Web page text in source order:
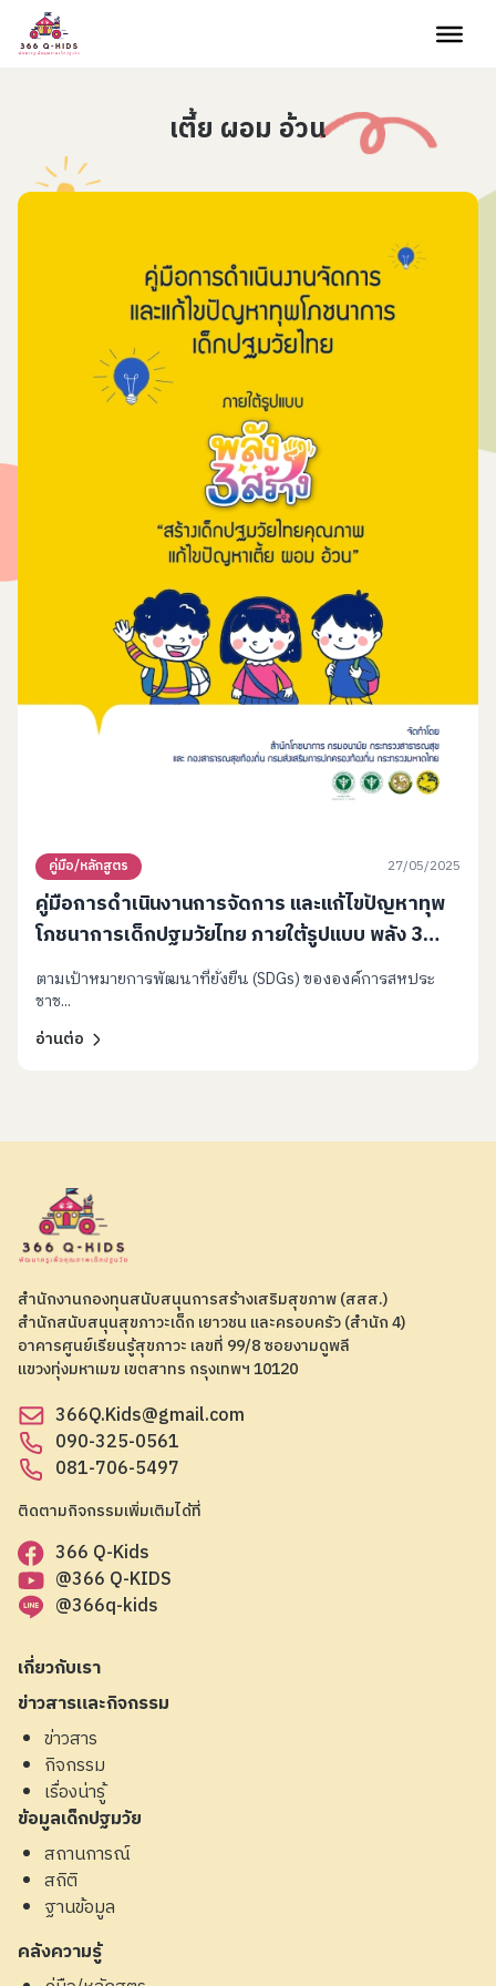
Skip to content
เตี้ย ผอม อ้วน
คู่มือ/หลักสูตร 27/05/2025
คู่มือการดำเนินงานการจัดการ และแก้ไขปัญหาทุพ
โภชนาการเด็กปฐมวัยไทย ภายใต้รูปแบบ พลัง 3
สร้าง “สร้างเด็กปฐมวัยไทยคุณภาพแก้ไขปัญหา
เตี้ย ผอม อ้วน”
ตามเป้าหมายการพัฒนาที่ยั่งยืน (SDGs) ขององค์การสหประ
ชาช...
อ่านต่อ
สำนักงานกองทุนสนับสนุนการสร้างเสริมสุขภาพ (สสส.)
สำนักสนับสนุนสุขภาวะเด็ก เยาวชน และครอบครัว (สำนัก 4)
อาคารศูนย์เรียนรู้สุขภาวะ เลขที่ 99/8 ซอยงามดูพลี
แขวงทุ่งมหาเมฆ เขตสาทร กรุงเทพฯ 10120
366Q.Kids@gmail.com
090-325-0561
081-706-5497
เกี่ยวกับเรา
ข่าวสารและกิจกรรม
ข่าวสาร
กิจกรรม
เรื่องน่ารู้
ข้อมูลเด็กปฐมวัย
สถานการณ์
สถิติ
ฐานข้อมูล
คลังความรู้
ติดตามกิจกรรมเพิ่มเติมได้ที่
366 Q-Kids
@366 Q-KIDS
@366q-kids